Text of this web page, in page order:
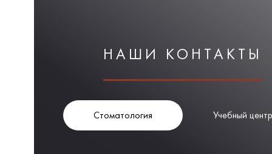
НАШИ КОНТАКТЫ
Стоматология Учебный центр